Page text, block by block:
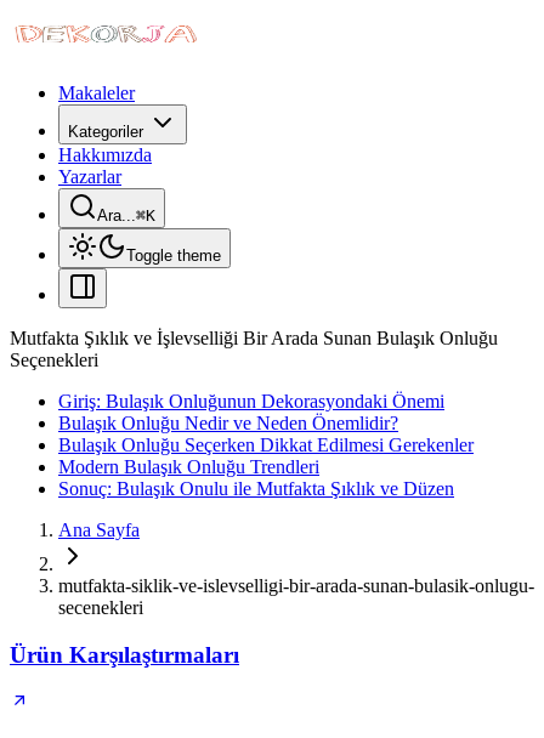
Makaleler
Kategoriler
Hakkımızda
Yazarlar
Ara...⌘K
Toggle theme
Mutfakta Şıklık ve İşlevselliği Bir Arada Sunan Bulaşık Onluğu
Seçenekleri
Giriş: Bulaşık Onluğunun Dekorasyondaki Önemi
Bulaşık Onluğu Nedir ve Neden Önemlidir?
Bulaşık Onluğu Seçerken Dikkat Edilmesi Gerekenler
Modern Bulaşık Onluğu Trendleri
Sonuç: Bulaşık Onulu ile Mutfakta Şıklık ve Düzen
Ana Sayfa
mutfakta-siklik-ve-islevselligi-bir-arada-sunan-bulasik-onlugu-
secenekleri
Ürün Karşılaştırmaları